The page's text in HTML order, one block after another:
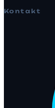
Kontakt